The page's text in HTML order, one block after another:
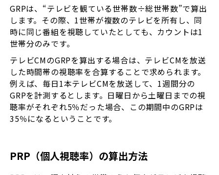
GRPは、“テレビを観ている世帯数÷総世帯数”で算出
します。その際、1世帯が複数のテレビを所有し、同
時に同じ番組を視聴していたとしても、カウントは1
世帯分のみです。
テレビCMのGRPを算出する場合は、テレビCMを放送
した時間帯の視聴率を合算することで求められます。
例えば、毎日1本テレビCMを放送して、1週間分の
GRPを計測するとします。日曜日から土曜日までの視
聴率がそれぞれ5％だった場合、この期間中のGRPは
35％になるということです。
PRP（個人視聴率）の算出方法